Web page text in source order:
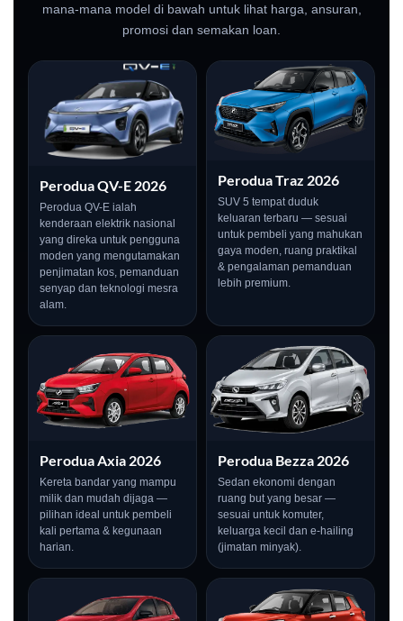
mana-mana model di bawah untuk lihat harga, ansuran,
promosi dan semakan loan.
Perodua QV-E 2026
Perodua QV-E ialah
kenderaan elektrik nasional
yang direka untuk pengguna
moden yang mengutamakan
penjimatan kos, pemanduan
senyap dan teknologi mesra
alam.
Perodua Traz 2026
SUV 5 tempat duduk
keluaran terbaru — sesuai
untuk pembeli yang mahukan
gaya moden, ruang praktikal
& pengalaman pemanduan
lebih premium.
Perodua Axia 2026
Kereta bandar yang mampu
milik dan mudah dijaga —
pilihan ideal untuk pembeli
kali pertama & kegunaan
harian.
Perodua Bezza 2026
Sedan ekonomi dengan
ruang but yang besar —
sesuai untuk komuter,
keluarga kecil dan e-hailing
(jimatan minyak).